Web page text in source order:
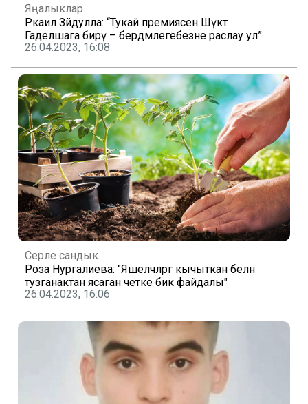
Яңалыклар
Ркаил Зәйдулла: “Тукай премиясен Шәүкәт
Гаделшага бирү – бердәмлегебезне раслау ул”
26.04.2023, 16:08
Серле сандык
Роза Нургалиева: "Яшелчәләргә кычыткан белән
тузганактан ясаган әчетке бик файдалы"
26.04.2023, 16:06